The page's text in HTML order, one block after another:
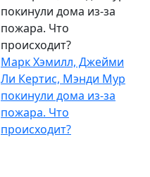
покинули дома из-за
пожара. Что
происходит?
Марк Хэмилл, Джейми
Ли Кертис, Мэнди Мур
покинули дома из-за
пожара. Что
происходит?